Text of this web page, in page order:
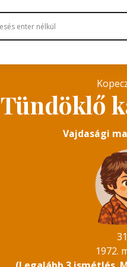
Tündöklő
Vajdasági
1972.